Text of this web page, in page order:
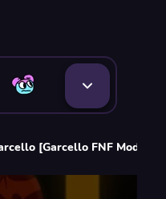
[Garcello FNF Mods]